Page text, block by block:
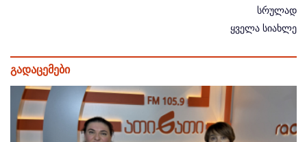
სრულად
ყველა სიახლე
გადაცემები